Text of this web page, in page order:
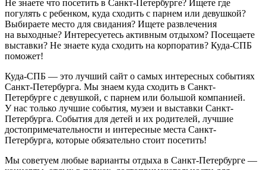
Не знаете что посетить в Санкт-Петербурге? Ищете где
погулять с ребенком, куда сходить с парнем или девушкой?
Выбираете место для свидания? Ищете развлечения
на выходные? Интересуетесь активным отдыхом? Посещаете
выставки? Не знаете куда сходить на корпоратив? Куда-СПБ
поможет!
Куда-СПБ — это лучший сайт о самых интересных событиях
Санкт-Петербурга. Мы знаем куда сходить в Санкт-
Петербурге с девушкой, с парнем или большой компанией.
У нас только лучшие события, музеи и выставки Санкт-
Петербурга. События для детей и их родителей, лучшие
достопримечательности и интересные места Санкт-
Петербурга, которые обязательно стоит посетить!
Мы советуем любые варианты отдыха в Санкт-Петербурге —